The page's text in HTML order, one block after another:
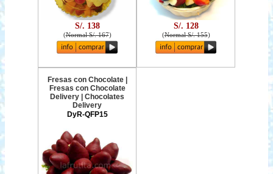
S/. 138
(Normal S/. 167)
S/. 128
(Normal S/. 155)
Fresas con Chocolate |
Fresas con Chocolate
Delivery | Chocolates
Delivery
DyR-QFP15